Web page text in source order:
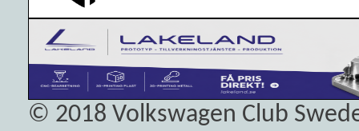
© 2018 Volkswagen Club